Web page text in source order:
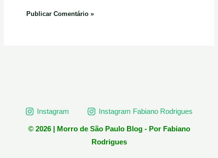
Instagram Instagram Fabiano Rodrigues
© 2026 | Morro de São Paulo Blog - Por Fabiano
Rodrigues